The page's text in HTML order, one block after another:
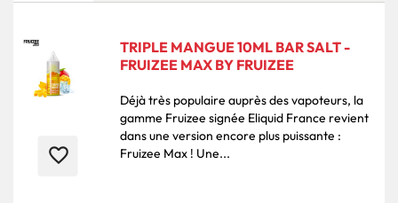
favorite_border
TRIPLE MANGUE 10ML BAR SALT -
FRUIZEE MAX BY FRUIZEE
Déjà très populaire auprès des vapoteurs, la
gamme Fruizee signée Eliquid France revient
dans une version encore plus puissante :
Fruizee Max ! Une...